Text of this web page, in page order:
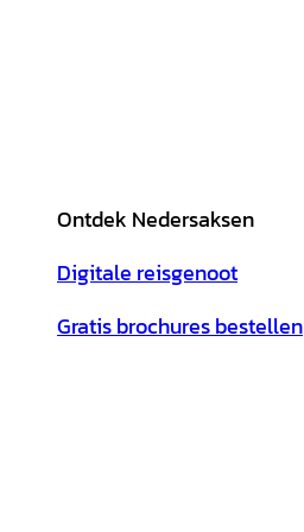
Ontdek Nedersaksen
Digitale reisgenoot
Gratis brochures bestellen